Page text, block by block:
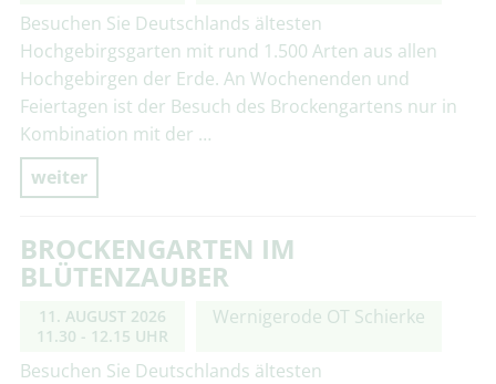
Besuchen Sie Deutschlands ältesten
Hochgebirgsgarten mit rund 1.500 Arten aus allen
Hochgebirgen der Erde. An Wochenenden und
Feiertagen ist der Besuch des Brockengartens nur in
Kombination mit der …
weiter
BROCKENGARTEN IM
BLÜTENZAUBER
11. AUGUST 2026
11.30 - 12.15 UHR
Wernigerode OT Schierke
Besuchen Sie Deutschlands ältesten